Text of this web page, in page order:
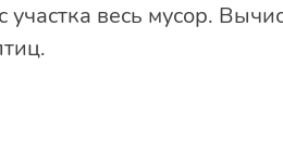
весь мусор.